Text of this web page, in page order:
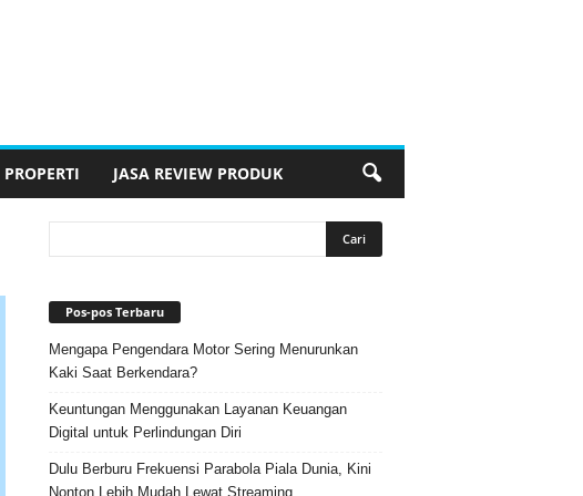
PROPERTI JASA REVIEW PRODUK
Pos-pos Terbaru
Mengapa Pengendara Motor Sering Menurunkan
Kaki Saat Berkendara?
Keuntungan Menggunakan Layanan Keuangan
Digital untuk Perlindungan Diri
Dulu Berburu Frekuensi Parabola Piala Dunia, Kini
Nonton Lebih Mudah Lewat Streaming